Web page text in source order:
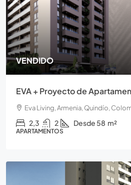
VENDIDO
EVA + Proyecto de
Eva Living, Armenia, Quindío,
2,3 2 Desde 58 m²
APARTAMENTOS